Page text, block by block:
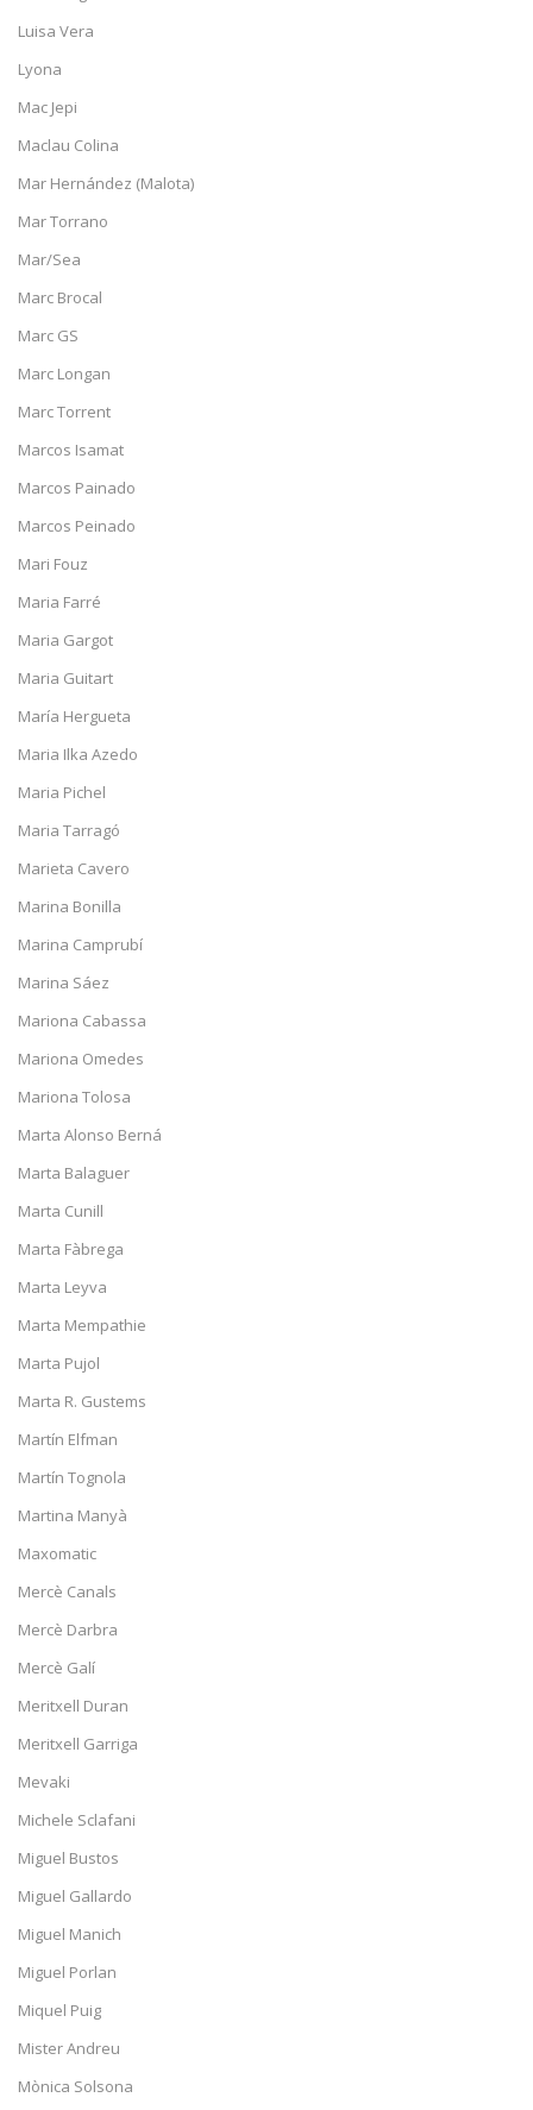
Luisa Vera
Lyona
Mac Jepi
Maclau Colina
Mar Hernández (Malota)
Mar Torrano
Mar/Sea
Marc Brocal
Marc GS
Marc Longan
Marc Torrent
Marcos Isamat
Marcos Painado
Marcos Peinado
Mari Fouz
Maria Farré
Maria Gargot
Maria Guitart
María Hergueta
Maria Ilka Azedo
Maria Pichel
Maria Tarragó
Marieta Cavero
Marina Bonilla
Marina Camprubí
Marina Sáez
Mariona Cabassa
Mariona Omedes
Mariona Tolosa
Marta Alonso Berná
Marta Balaguer
Marta Cunill
Marta Fàbrega
Marta Leyva
Marta Mempathie
Marta Pujol
Marta R. Gustems
Martín Elfman
Martín Tognola
Martina Manyà
Maxomatic
Mercè Canals
Mercè Darbra
Mercè Galí
Meritxell Duran
Meritxell Garriga
Mevaki
Michele Sclafani
Miguel Bustos
Miguel Gallardo
Miguel Manich
Miguel Porlan
Miquel Puig
Mister Andreu
Mònica Solsona